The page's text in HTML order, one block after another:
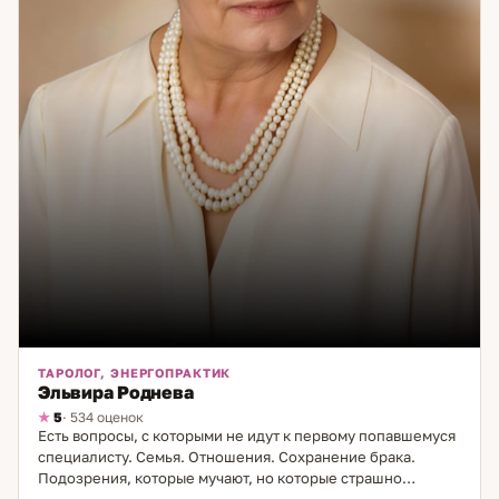
ТАРОЛОГ, ЭНЕРГОПРАКТИК
Эльвира Роднева
5· 534 оценок
Есть вопросы, с которыми не идут к первому попавшемуся
специалисту. Семья. Отношения. Сохранение брака.
Подозрения, которые мучают, но которые страшно